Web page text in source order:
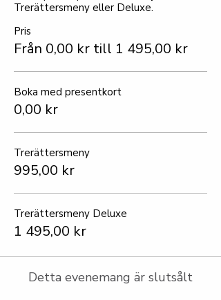
Trerättersmeny eller Deluxe.
Pris
Från 0,00 kr till 1 495,00 kr
Boka med presentkort
0,00 kr
Trerättersmeny
995,00 kr
Trerättersmeny Deluxe
1 495,00 kr
Detta evenemang är slutsålt